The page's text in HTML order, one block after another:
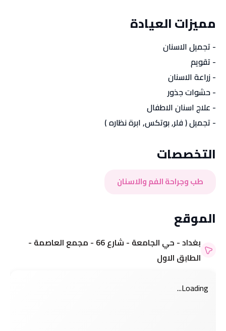
مميزات العيادة
- تجميل الاسنان
- تقويم
- زراعة الاسنان
- حشوات جذور
- علاج اسنان الاطفال
- تجميل ( فلر, بوتكس, ابرة نظاره )
التخصصات
طب وجراحة الفم والاسنان
الموقع
بغداد - حي الجامعة - شارع 66 - مجمع العاصمة -
الطابق الاول
Loading...